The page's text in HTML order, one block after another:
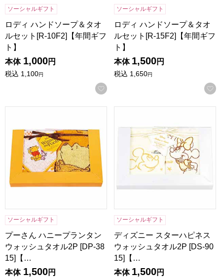
ソーシャルギフト
ロディ ハンドソープ＆タオ
ルセット[R-10F2]【年間ギフ
ト】
本体 1,000円
税込 1,100円
お気に入りに登録する
ソーシャルギフト
ロディ ハンドソープ＆タオ
ルセット[R-15F2]【年間ギフ
ト】
本体 1,500円
税込 1,650円
ソーシャルギフト
プーさん ハニープランタン
ウォッシュタオル2P [DP-38
15]【…
本体 1,500円
ソーシャルギフト
ディズニー スターハピネス
ウォッシュタオル2P [DS-90
15]【…
本体 1,500円